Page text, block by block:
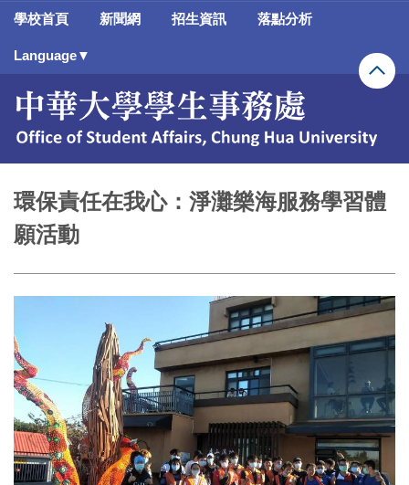
跳
主
容
區
學校首頁 新聞網 招生資訊 落點分析
Language▼
環保責任在我心：淨灘樂海服務學習體
願活動